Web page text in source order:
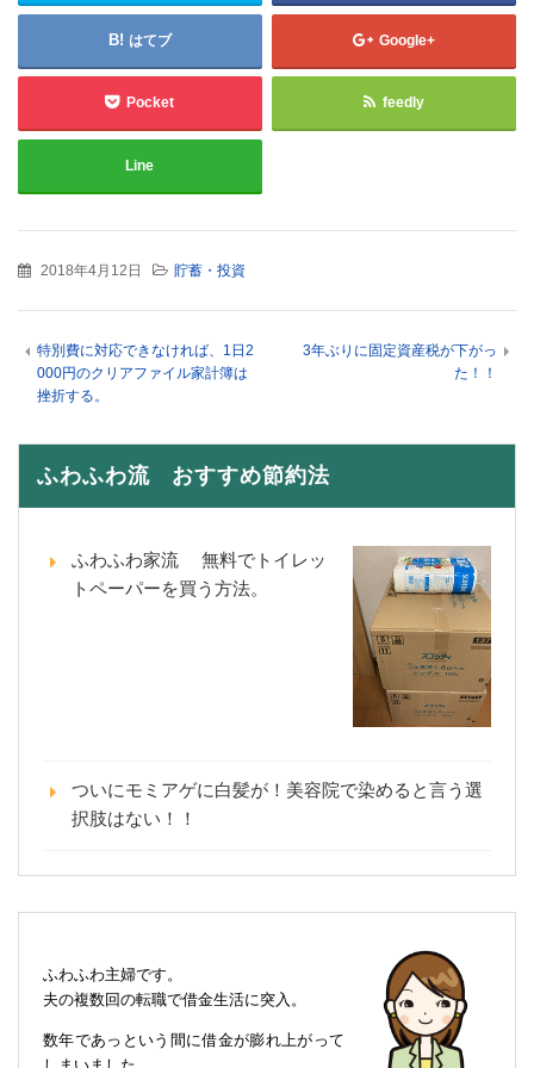
はてブ Google+
Pocket feedly
Line
2018年4月12日 貯蓄・投資
特別費に対応できなければ、1日2
000円のクリアファイル家計簿は
挫折する。
3年ぶりに固定資産税が下がっ
た！！
ふわふわ流 おすすめ節約法
ふわふわ家流 無料でトイレッ
トペーパーを買う方法。
ついにモミアゲに白髪が！美容院で染めると言う選
択肢はない！！
ふわふわ主婦です。
夫の複数回の転職で借金生活に突入。
数年であっという間に借金が膨れ上がって